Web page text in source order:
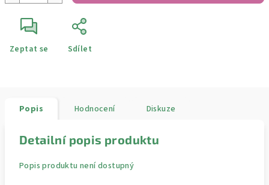
Zeptat se Sdílet
Popis Hodnocení Diskuze
Detailní popis produktu
Popis produktu není dostupný